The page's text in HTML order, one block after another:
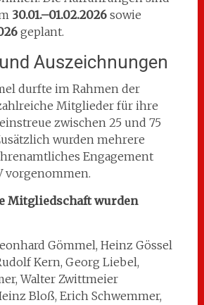
30.01.–01.02.2026sowie
geplant.
Auszeichnungen
durfte im Rahmen der
Mitglieder für ihre
zwischen 25 und 75
wurden mehrere
Engagement
vorgenommen.
Mitgliedschaft wurden
Gömmel, Heinz Gössel
Kern, Georg Liebel,
Walter Zwittmeier
Bloß, Erich Schwemmer,